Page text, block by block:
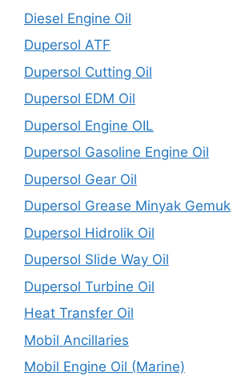
Diesel Engine Oil
Dupersol ATF
Dupersol Cutting Oil
Dupersol EDM Oil
Dupersol Engine OIL
Dupersol Gasoline Engine Oil
Dupersol Gear Oil
Dupersol Grease Minyak Gemuk
Dupersol Hidrolik Oil
Dupersol Slide Way Oil
Dupersol Turbine Oil
Heat Transfer Oil
Mobil Ancillaries
Mobil Engine Oil (Marine)